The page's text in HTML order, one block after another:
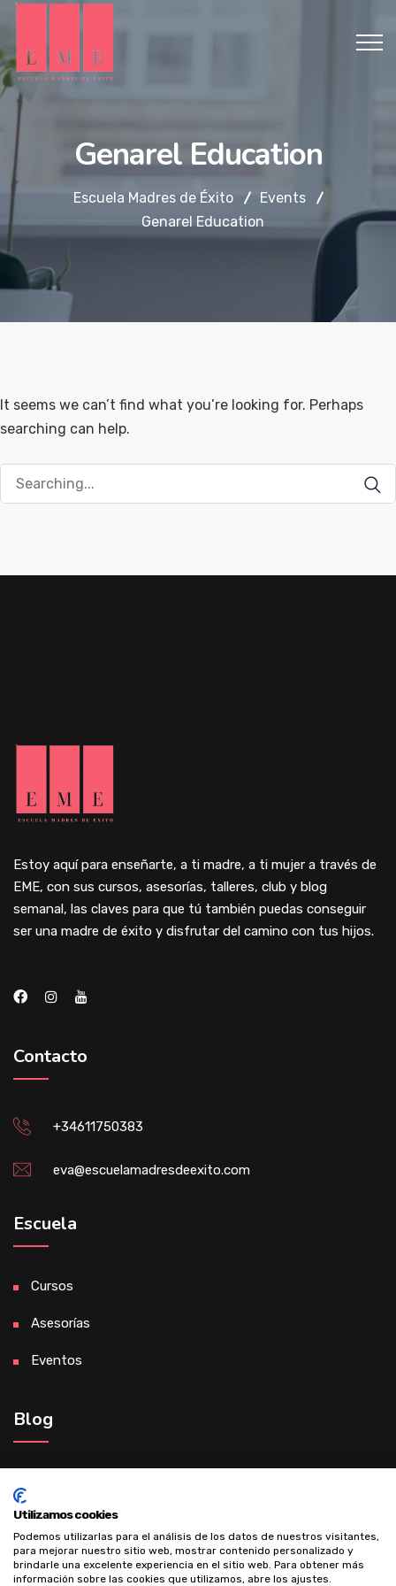
Genarel Education
Escuela Madres de Éxito
Events
Genarel Education
It seems we can’t find what you’re looking for. Perhaps
searching can help.
Search
for:
Estoy aquí para enseñarte, a ti madre, a ti mujer a través de
EME, con sus cursos, asesorías, talleres, club y blog
semanal, las claves para que tú también puedas conseguir
ser una madre de éxito y disfrutar del camino con tus hijos.
Contacto
+34611750383
eva@escuelamadresdeexito.com
Escuela
Cursos
Asesorías
Eventos
Blog
personal
Utilizamos cookies
Podemos utilizarlas para el análisis de los datos de nuestros visitantes,
para mejorar nuestro sitio web, mostrar contenido personalizado y
brindarle una excelente experiencia en el sitio web. Para obtener más
información sobre las cookies que utilizamos, abre los ajustes.